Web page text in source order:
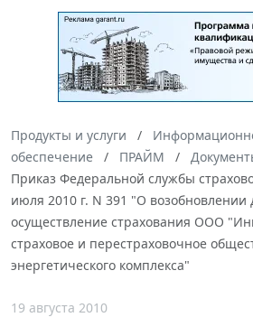
Продукты и услуги
обеспечение
ПРАЙМ
Приказ Федеральной службы
июля 2010 г. N 391 "О возобновлении
осуществление страхования ООО
страховое и перестраховочное
энергетического комплекса"
19 августа 2010